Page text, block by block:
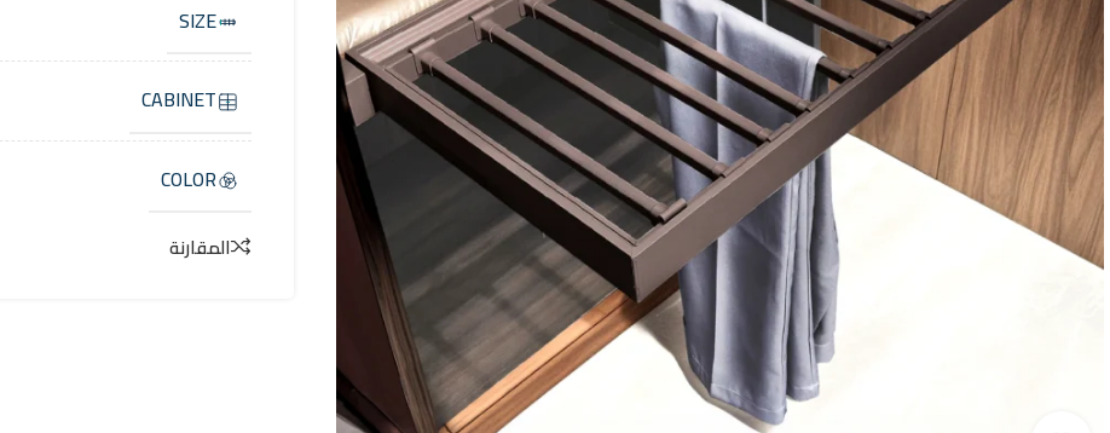
SIZE
CABINET
COLOR
المقارنة